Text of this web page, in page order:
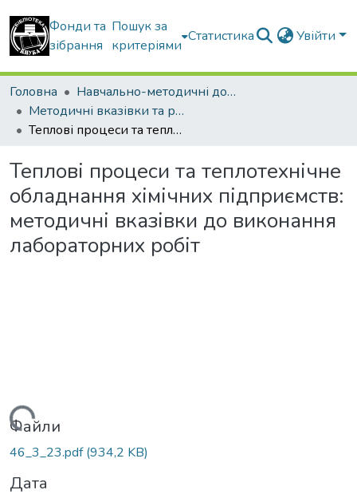
Фонди та
зібрання
Пошук за
критеріями
Статистика Увійти
Головна
Навчально-методичні документи
Методичні вказівки та рекомендації
Теплові процеси та теплотехнічне обладнання хімічних підприємств: методичні вказівки до виконання лабораторних робіт
Теплові процеси та теплотехнічне
обладнання хімічних підприємств:
методичні вказівки до виконання
лабораторних робіт
Файли
46_3_23.pdf(934,2 KB)
Дата